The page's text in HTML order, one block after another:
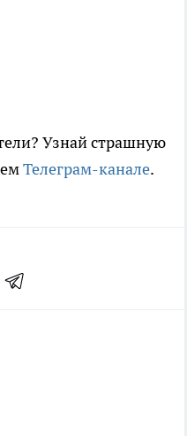
Узнай страшную
Телеграм-канале.